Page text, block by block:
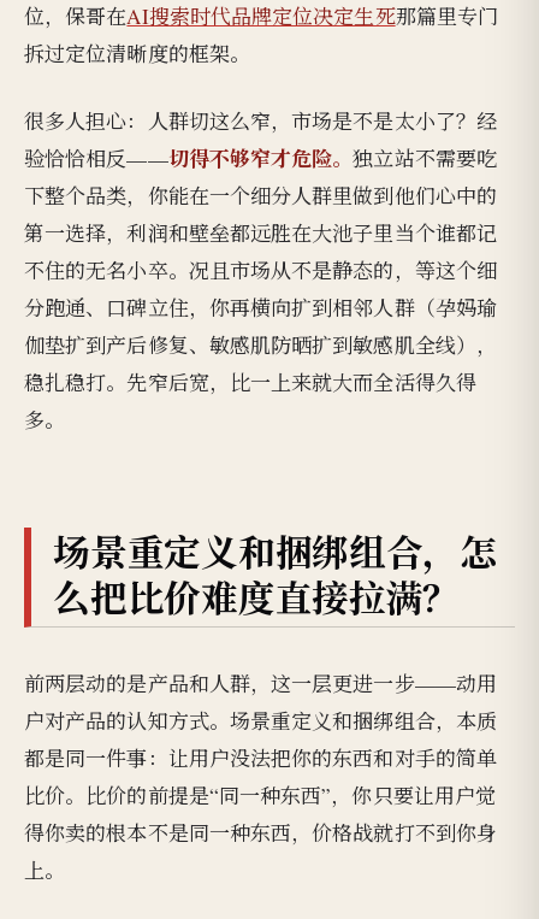
位，保哥在AI搜索时代品牌定位决定生死那篇里专门
拆过定位清晰度的框架。
很多人担心：人群切这么窄，市场是不是太小了？经
验恰恰相反——切得不够窄才危险。独立站不需要吃
下整个品类，你能在一个细分人群里做到他们心中的
第一选择，利润和壁垒都远胜在大池子里当个谁都记
不住的无名小卒。况且市场从不是静态的，等这个细
分跑通、口碑立住，你再横向扩到相邻人群（孕妈瑜
伽垫扩到产后修复、敏感肌防晒扩到敏感肌全线），
稳扎稳打。先窄后宽，比一上来就大而全活得久得
多。
场景重定义和捆绑组合，怎
么把比价难度直接拉满？
前两层动的是产品和人群，这一层更进一步——动用
户对产品的认知方式。场景重定义和捆绑组合，本质
都是同一件事：让用户没法把你的东西和对手的简单
比价。比价的前提是“同一种东西”，你只要让用户觉
得你卖的根本不是同一种东西，价格战就打不到你身
上。